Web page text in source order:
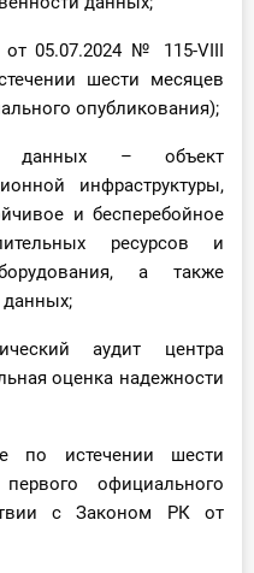
05.07.2024 № 115-VIII
шести месяцев
опубликования);
данных – объект
инфраструктуры,
и бесперебойное
ресурсов и
а также
данных;
аудит центра
оценка надежности
по истечении шести
официального
с Законом РК от